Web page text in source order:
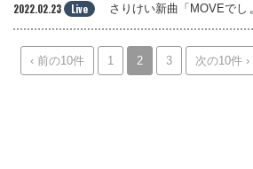
2022.02.23 Live さりけい新曲「MOVEでし
‹ 前の10件 1 2 3 次の10件 ›